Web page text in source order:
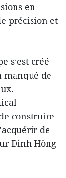
en
précision et
s’est créé
manqué de
construire
de
Dinh Hông